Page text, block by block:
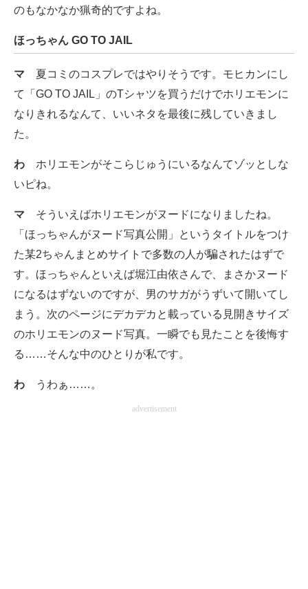
のもなかなか猟奇的ですよね。
ほっちゃん GO TO JAIL
マ 夏コミのコスプレではやりそうです。モヒカンにし
て「GO TO JAIL」のTシャツを買うだけでホリエモンに
なりきれるなんて、いいネタを最後に残していきまし
た。
わ ホリエモンがそこらじゅうにいるなんてゾッとしな
いピね。
マ そういえばホリエモンがヌードになりましたね。
「ほっちゃんがヌード写真公開」というタイトルをつけ
た某2ちゃんまとめサイトで多数の人が騙されたはずで
す。ほっちゃんといえば堀江由依さんで、まさかヌード
になるはずないのですが、男のサガがうずいて開いてし
まう。次のページにデカデカと載っている見開きサイズ
のホリエモンのヌード写真。一瞬でも見たことを後悔す
る……そんな中のひとりが私です。
わ うわぁ……。
advertisement